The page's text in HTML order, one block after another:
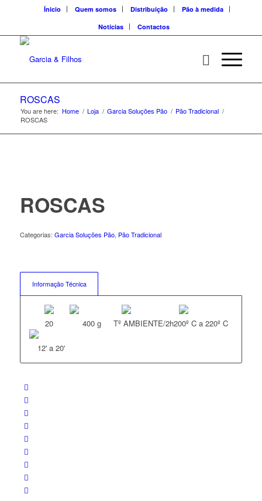
Ínicio Quem somos Distribuição
Pão à medida
Notícias
Contactos
ROSCAS
You are here: Home / Loja / Garcia Soluções Pão / Pão Tradicional /
ROSCAS
ROSCAS
Categorias: Garcia Soluções Pão, Pão Tradicional
Informação Técnica
20 400 g Tº AMBIENTE/2h200º C a 220º C
12' a 20'